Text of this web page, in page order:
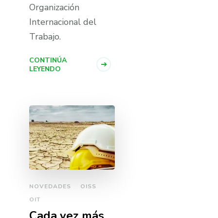
Organización
Internacional del
Trabajo.
CONTINÚA
LEYENDO
NOVEDADES
OISS
OIT